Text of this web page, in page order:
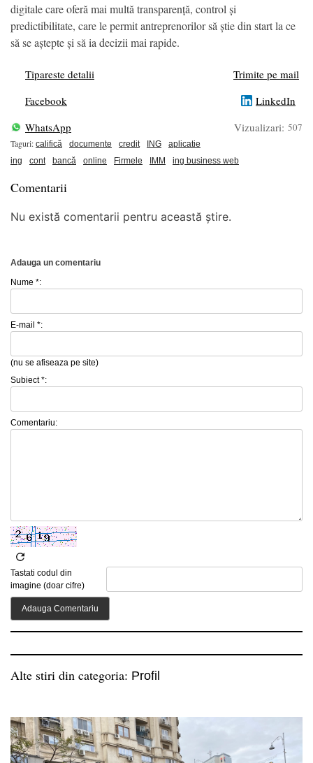
digitale care oferă mai multă transparență, control și
predictibilitate, care le permit antreprenorilor să știe din start la ce
să se aștepte și să ia decizii mai rapide.
Tipareste detalii
Trimite pe mail
Facebook
LinkedIn
WhatsApp
Vizualizari: 507
Taguri: califică documente credit ING
aplicatie
ing
cont bancă online Firmele IMM ing business web
Comentarii
Nu există comentarii pentru această știre.
Adauga un comentariu
Nume *:
E-mail *:
(nu se afiseaza pe site)
Subiect *:
Comentariu:
Tastati codul din
imagine (doar cifre)
Alte stiri din categoria: Profil